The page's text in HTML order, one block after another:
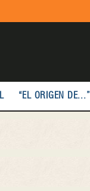
“EL ORIGEN DE...”